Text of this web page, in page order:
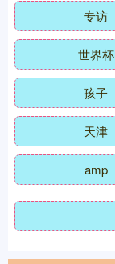
专访
世界杯
孩子
天津
amp